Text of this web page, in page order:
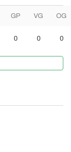
GP VG OG
0 0 0